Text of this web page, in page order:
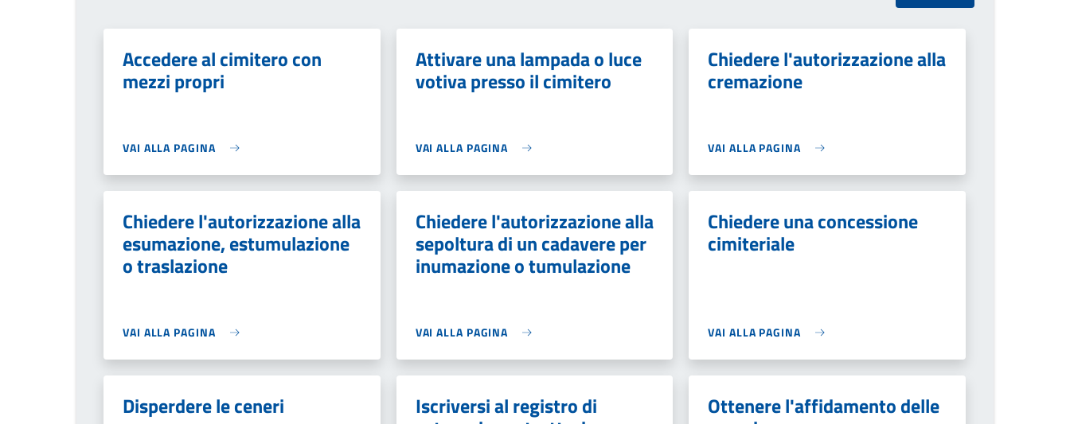
Accedere al cimitero con
mezzi propri
VAI ALLA PAGINA
Attivare una lampada o luce
votiva presso il cimitero
VAI ALLA PAGINA
Chiedere l'autorizzazione alla
cremazione
VAI ALLA PAGINA
Chiedere l'autorizzazione alla
esumazione, estumulazione
o traslazione
VAI ALLA PAGINA
Chiedere l'autorizzazione alla
sepoltura di un cadavere per
inumazione o tumulazione
VAI ALLA PAGINA
Chiedere una concessione
cimiteriale
VAI ALLA PAGINA
Disperdere le ceneri Iscriversi al registro di Ottenere l'affidamento delle